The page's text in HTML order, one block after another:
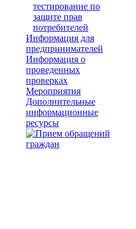
тестирование по
защите прав
потребителей
Информация для
предпринимателей
Информация о
проведенных
проверках
Мероприятия
Дополнительные
информационные
ресурсы